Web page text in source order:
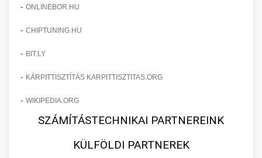
- ONLINEBOR.HU
- CHIPTUNING.HU
- BIT.LY
- KÁRPITTISZTÍTÁS KARPITTISZTITAS.ORG
- WIKIPEDIA.ORG
SZÁMÍTÁSTECHNIKAI PARTNEREINK
KÜLFÖLDI PARTNEREK